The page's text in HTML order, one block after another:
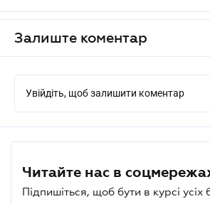
Залиште коментар
Увійдіть, щоб залишити коментар
Читайте нас в
Підпишіться, щоб бути в курсі усіх